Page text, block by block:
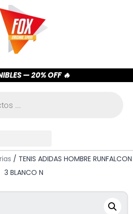
— 20% OFF 🔥
/ TENIS ADIDAS HOMBRE RUNFALCON
3 BLANCO N